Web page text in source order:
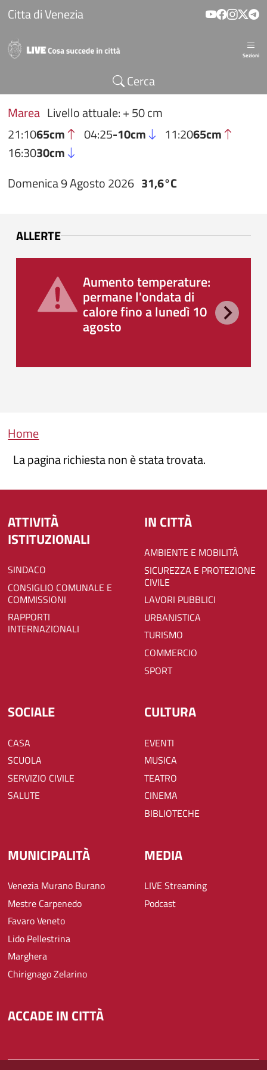
Salta al contenuto principale
Citta di Venezia
Sezioni
Cerca
Marea Livello attuale: + 50 cm
21:1065cm 04:25-10cm 11:2065cm
16:3030cm
Domenica 9 Agosto 2026 31,6°C
ALLERTE
Aumento temperature:
permane l'ondata di
calore fino a lunedì 10
agosto
Briciole di pane
Home
La pagina richiesta non è stata trovata.
ATTIVITÀ
ISTITUZIONALI
SINDACO
CONSIGLIO COMUNALE E
COMMISSIONI
RAPPORTI
INTERNAZIONALI
IN CITTÀ
AMBIENTE E MOBILITÀ
SICUREZZA E PROTEZIONE
CIVILE
LAVORI PUBBLICI
URBANISTICA
TURISMO
COMMERCIO
SPORT
SOCIALE
CASA
SCUOLA
SERVIZIO CIVILE
SALUTE
CULTURA
EVENTI
MUSICA
TEATRO
CINEMA
BIBLIOTECHE
MUNICIPALITÀ
Venezia Murano Burano
Mestre Carpenedo
Favaro Veneto
Lido Pellestrina
Marghera
Chirignago Zelarino
MEDIA
LIVE Streaming
Podcast
ACCADE IN CITTÀ